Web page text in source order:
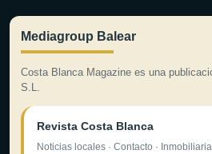
Mediagroup Balear
Costa Blanca Magazine es una
S.L.
Revista Costa Blanca
Noticias locales · Contacto ·